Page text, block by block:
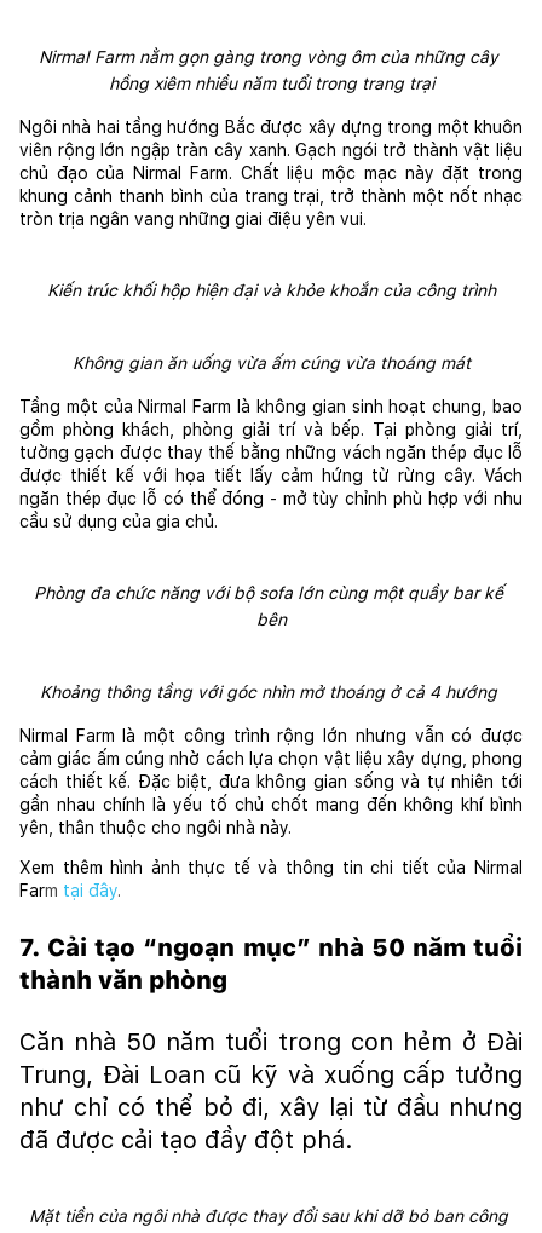
Nirmal Farm nằm gọn gàng trong vòng ôm của những cây
hồng xiêm nhiều năm tuổi trong trang trại
Ngôi nhà hai tầng hướng Bắc được xây dựng trong một khuôn
viên rộng lớn ngập tràn cây xanh. Gạch ngói trở thành vật liệu
chủ đạo của Nirmal Farm. Chất liệu mộc mạc này đặt trong
khung cảnh thanh bình của trang trại, trở thành một nốt nhạc
tròn trịa ngân vang những giai điệu yên vui.
Kiến trúc khối hộp hiện đại và khỏe khoắn của công trình
Không gian ăn uống vừa ấm cúng vừa thoáng mát
Tầng một của Nirmal Farm là không gian sinh hoạt chung, bao
gồm phòng khách, phòng giải trí và bếp. Tại phòng giải trí,
tường gạch được thay thế bằng những vách ngăn thép đục lỗ
được thiết kế với họa tiết lấy cảm hứng từ rừng cây. Vách
ngăn thép đục lỗ có thể đóng - mở tùy chỉnh phù hợp với nhu
cầu sử dụng của gia chủ.
Phòng đa chức năng với bộ sofa lớn cùng một quầy bar kế
bên
Khoảng thông tầng với góc nhìn mở thoáng ở cả 4 hướng
Nirmal Farm là một công trình rộng lớn nhưng vẫn có được
cảm giác ấm cúng nhờ cách lựa chọn vật liệu xây dựng, phong
cách thiết kế. Đặc biệt, đưa không gian sống và tự nhiên tới
gần nhau chính là yếu tố chủ chốt mang đến không khí bình
yên, thân thuộc cho ngôi nhà này.
Xem thêm hình ảnh thực tế và thông tin chi tiết của Nirmal
Farm tại đây.
7. Cải tạo “ngoạn mục” nhà 50 năm tuổi
thành văn phòng
Căn nhà 50 năm tuổi trong con hẻm ở Đài
Trung, Đài Loan cũ kỹ và xuống cấp tưởng
như chỉ có thể bỏ đi, xây lại từ đầu nhưng
đã được cải tạo đầy đột phá.
Mặt tiền của ngôi nhà được thay đổi sau khi dỡ bỏ ban công